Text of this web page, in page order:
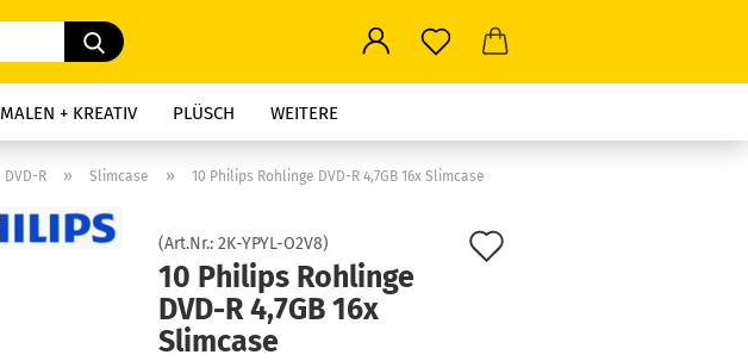
Suche...
MALEN + KREATIV PLÜSCH WEITERE
DVD-R » Slimcase » 10 Philips Rohlinge DVD-R 4,7GB 16x Slimcase
(Art.Nr.: 2K-YPYL-O2V8)
10 Philips Rohlinge
DVD-R 4,7GB 16x
Slimcase